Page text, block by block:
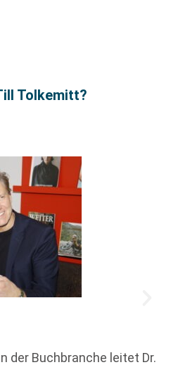
Tolkemitt?
der Buchbranche leitet Dr.